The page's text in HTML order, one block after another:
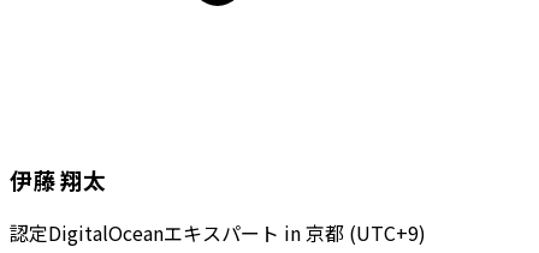
伊藤 翔太
認定DigitalOceanエキスパート in京都 (UTC+9)